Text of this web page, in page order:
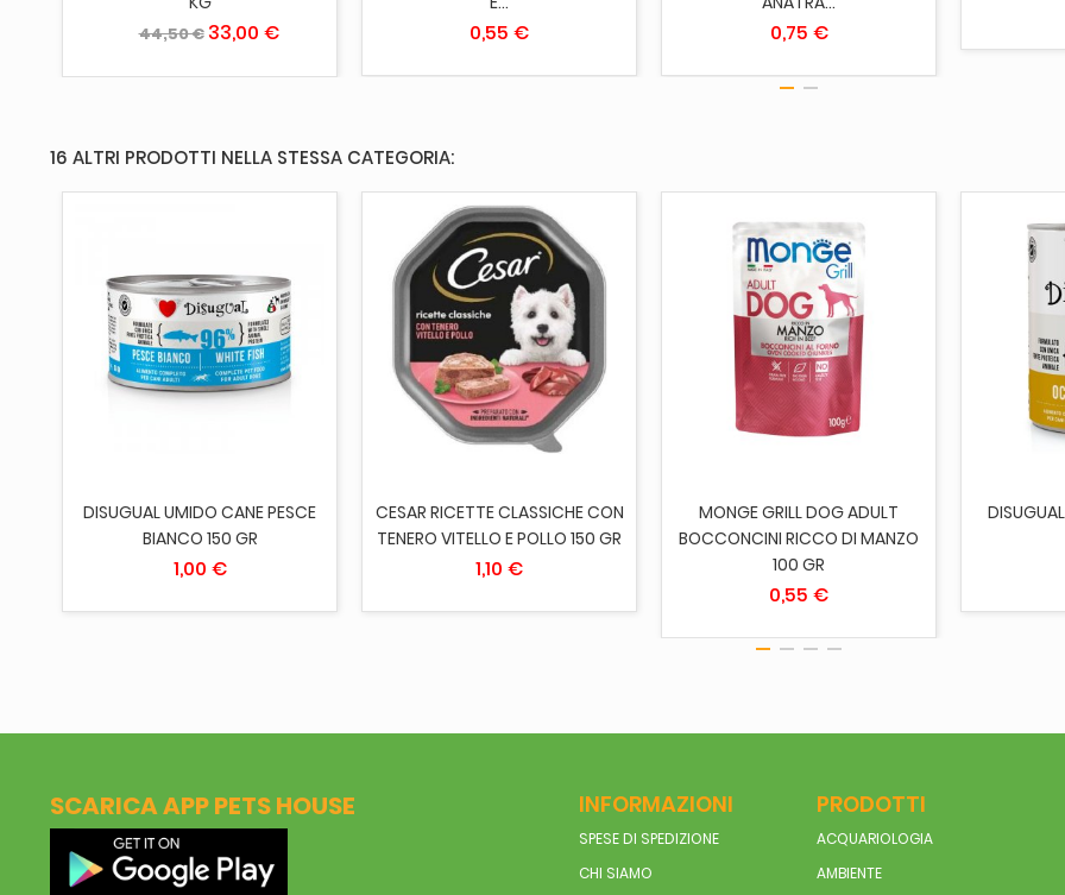
44,50 €33,00 € 0,55 € 0,75 €
16 ALTRI PRODOTTI NELLA STESSA CATEGORIA:
AGGIUNGI AL CARRELLO
DISUGUAL UMIDO CANE PESCE
BIANCO 150 GR
1,00 €
AGGIUNGI AL CARRELLO
CESAR RICETTE CLASSICHE CON
TENERO VITELLO E POLLO 150 GR
1,10 €
AGGIUNGI AL CARRELLO
MONGE GRILL DOG ADULT
BOCCONCINI RICCO DI MANZO
100 GR
0,55 €
SCARICA APP PETS HOUSE INFORMAZIONI
SPESE DI SPEDIZIONE
CHI SIAMO
PRODOTTI
ACQUARIOLOGIA
AMBIENTE